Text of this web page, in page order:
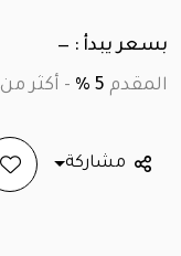
بسعر يبدأ : —
المقدم 5 %
- أكثر من
مشاركة